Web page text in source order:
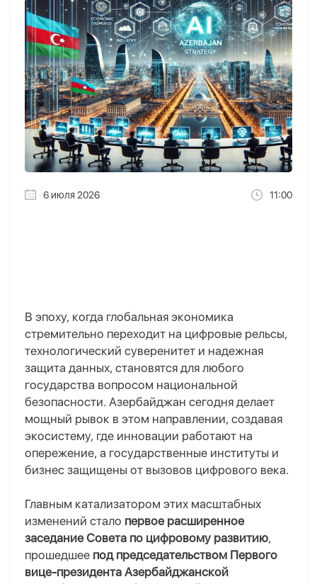
6 июля 2026 11:00
В эпоху, когда глобальная экономика
стремительно переходит на цифровые рельсы,
технологический суверенитет и надежная
защита данных, становятся для любого
государства вопросом национальной
безопасности. Азербайджан сегодня делает
мощный рывок в этом направлении, создавая
экосистему, где инновации работают на
опережение, а государственные институты и
бизнес защищены от вызовов цифрового века.
Главным катализатором этих масштабных
изменений стало первое расширенное
заседание Совета по цифровому развитию,
прошедшее под председательством Первого
вице-президента Азербайджанской